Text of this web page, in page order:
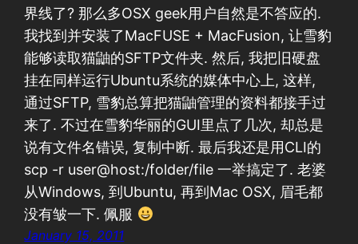
界线了? 那么多OSX geek用户自然是不答应的.
我找到并安装了MacFUSE + MacFusion, 让雪豹
能够读取猫鼬的SFTP文件夹. 然后, 我把旧硬盘
挂在同样运行Ubuntu系统的媒体中心上, 这样,
通过SFTP, 雪豹总算把猫鼬管理的资料都接手过
来了. 不过在雪豹华丽的GUI里点了几次, 却总是
说有文件名错误, 复制中断. 最后我还是用CLI的
scp -r user@host:/folder/file 一举搞定了. 老婆
从Windows, 到Ubuntu, 再到Mac OSX, 眉毛都
没有皱一下. 佩服
January 15, 2011